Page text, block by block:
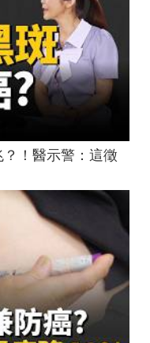
！醫示警：這徵